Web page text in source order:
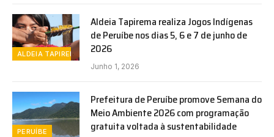
ALDEIA TAPIREMA
Aldeia Tapirema realiza Jogos Indígenas
de Peruíbe nos dias 5, 6 e 7 de junho de
2026
Junho 1, 2026
PERUÍBE
Prefeitura de Peruíbe promove Semana do
Meio Ambiente 2026 com programação
gratuita voltada à sustentabilidade